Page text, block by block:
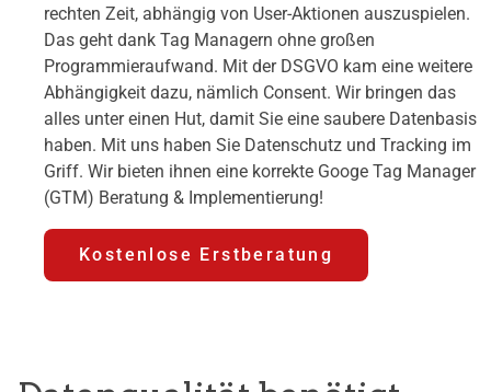
rechten Zeit, abhängig von User-Aktionen auszuspielen.
Das geht dank Tag Managern ohne großen
Programmieraufwand. Mit der DSGVO kam eine weitere
Abhängigkeit dazu, nämlich Consent. Wir bringen das
alles unter einen Hut, damit Sie eine saubere Datenbasis
haben. Mit uns haben Sie Datenschutz und Tracking im
Griff. Wir bieten ihnen eine korrekte Googe Tag Manager
(GTM) Beratung & Implementierung!
Kostenlose Erstberatung